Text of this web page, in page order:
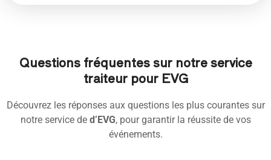
Questions fréquentes sur notre service
traiteur pour EVG
Découvrez les réponses aux questions les plus courantes sur
notre service de d’EVG, pour garantir la réussite de vos
événements.